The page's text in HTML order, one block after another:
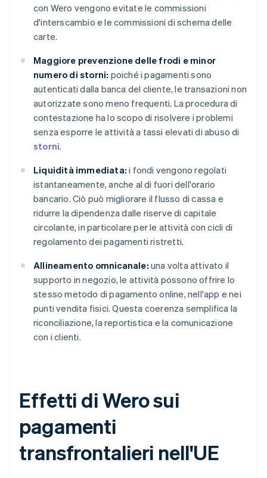
con Wero vengono evitate le commissioni
d'interscambio e le commissioni di schema delle
carte.
Maggiore prevenzione delle frodi e minor
numero di storni: poiché i pagamenti sono
autenticati dalla banca del cliente, le transazioni non
autorizzate sono meno frequenti. La procedura di
contestazione ha lo scopo di risolvere i problemi
senza esporre le attività a tassi elevati di abuso di
storni.
Liquidità immediata: i fondi vengono regolati
istantaneamente, anche al di fuori dell'orario
bancario. Ciò può migliorare il flusso di cassa e
ridurre la dipendenza dalle riserve di capitale
circolante, in particolare per le attività con cicli di
regolamento dei pagamenti ristretti.
Allineamento omnicanale: una volta attivato il
supporto in negozio, le attività possono offrire lo
stesso metodo di pagamento online, nell'app e nei
punti vendita fisici. Questa coerenza semplifica la
riconciliazione, la reportistica e la comunicazione
con i clienti.
Effetti di Wero sui
pagamenti
transfrontalieri nell'UE